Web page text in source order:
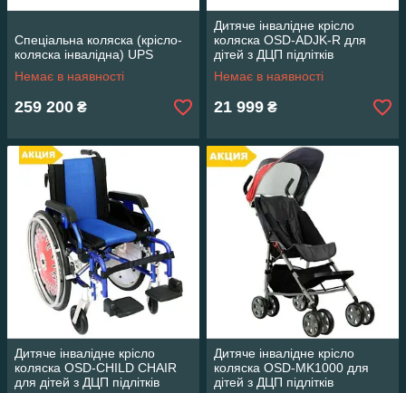
Спеціальна коляска (крісло-
коляска інвалідна) UPS
Немає в наявності
259 200 ₴
Дитяче інвалідне крісло
коляска OSD-ADJK-R для
дітей з ДЦП підлітків
Немає в наявності
21 999 ₴
Дитяче інвалідне крісло
коляска OSD-CHILD CHAIR
для дітей з ДЦП підлітків
Дитяче інвалідне крісло
коляска OSD-MK1000 для
дітей з ДЦП підлітків